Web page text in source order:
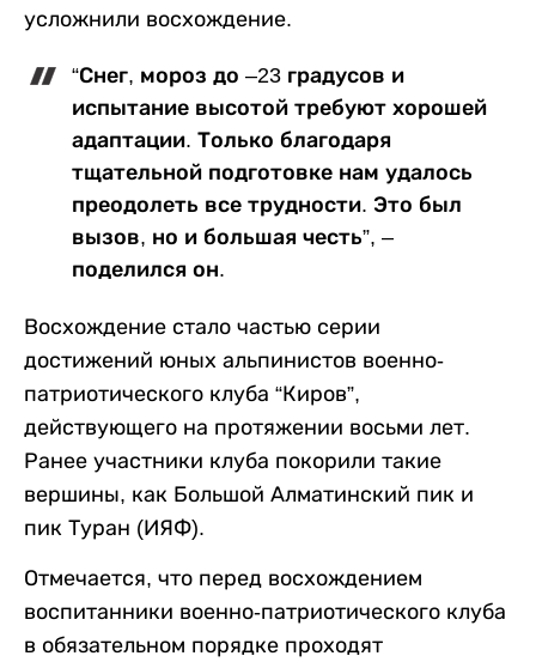
усложнили восхождение.
“Снег, мороз до –23 градусов и
испытание высотой требуют хорошей
адаптации. Только благодаря
тщательной подготовке нам удалось
преодолеть все трудности. Это был
вызов, но и большая честь”, –
поделился он.
Восхождение стало частью серии
достижений юных альпинистов военно-
патриотического клуба “Киров”,
действующего на протяжении восьми лет.
Ранее участники клуба покорили такие
вершины, как Большой Алматинский пик и
пик Туран (ИЯФ).
Отмечается, что перед восхождением
воспитанники военно-патриотического клуба
в обязательном порядке проходят